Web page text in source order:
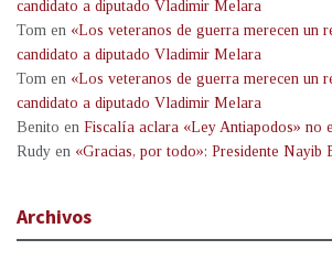
candidato a diputado Vladimir Melara
Tom en «Los veteranos de guerra merecen un
candidato a diputado Vladimir Melara
Tom en «Los veteranos de guerra merecen un
candidato a diputado Vladimir Melara
Benito en Fiscalía aclara «Ley Antiapodos» no
Rudy en «Gracias, por todo»: Presidente Nayib
Archivos